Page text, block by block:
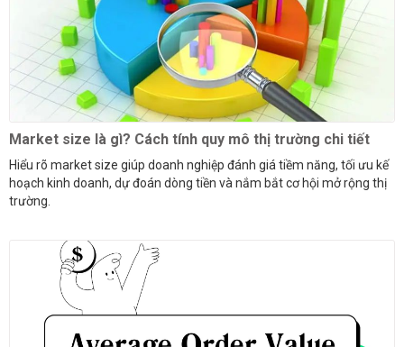
Market size là gì? Cách tính quy mô thị trường chi tiết
Hiểu rõ market size giúp doanh nghiệp đánh giá tiềm năng, tối ưu kế
hoạch kinh doanh, dự đoán dòng tiền và nắm bắt cơ hội mở rộng thị
trường.